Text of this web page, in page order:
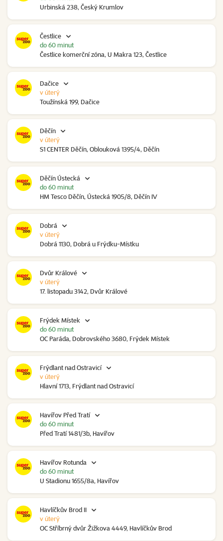
Urbinská 238, Český Krumlov
Čestlice
Čestlice komerční zóna, U Makra 123, Čestlice
do 60 minut
Dačice
Toužínská 199, Dačice
v úterý
Děčín
S1 CENTER Děčín, Oblouková 1395/4, Děčín
v úterý
Děčín Ústecká
HM Tesco Děčín, Ústecká 1905/8, Děčín IV
do 60 minut
Dobrá
Dobrá 1130, Dobrá u Frýdku-Místku
v úterý
Dvůr Králové
17. listopadu 3142, Dvůr Králové
v úterý
Frýdek Místek
OC Paráda, Dobrovského 3680, Frýdek Místek
do 60 minut
Frýdlant nad Ostravicí
Hlavní 1713, Frýdlant nad Ostravicí
v úterý
Havířov Před Tratí
Před Tratí 1481/3b, Havířov
do 60 minut
Havířov Rotunda
U Stadionu 1655/8a, Havířov
do 60 minut
Havlíčkův Brod II
OC Stříbrný dvůr Žižkova 4449, Havlíčkův Brod
v úterý